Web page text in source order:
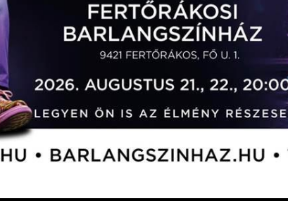
VALAHOL AMERIKA
BON-BON 30 MUSICAL